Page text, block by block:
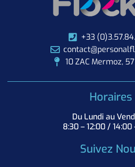
+33
10 ZAC Mermoz,
Horaires
Du Lundi au
8:30 – 12:00 / 14:00
Suivez